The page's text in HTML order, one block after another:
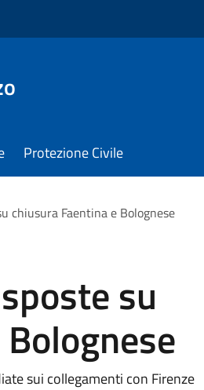
Protezione Civile
chiusura Faentina e Bolognese
su
sui collegamenti con Firenze